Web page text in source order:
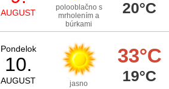
AUGUST
polooblačno s
mrholením a
búrkami
20°C
Pondelok
10.
AUGUST jasno
33°C
19°C